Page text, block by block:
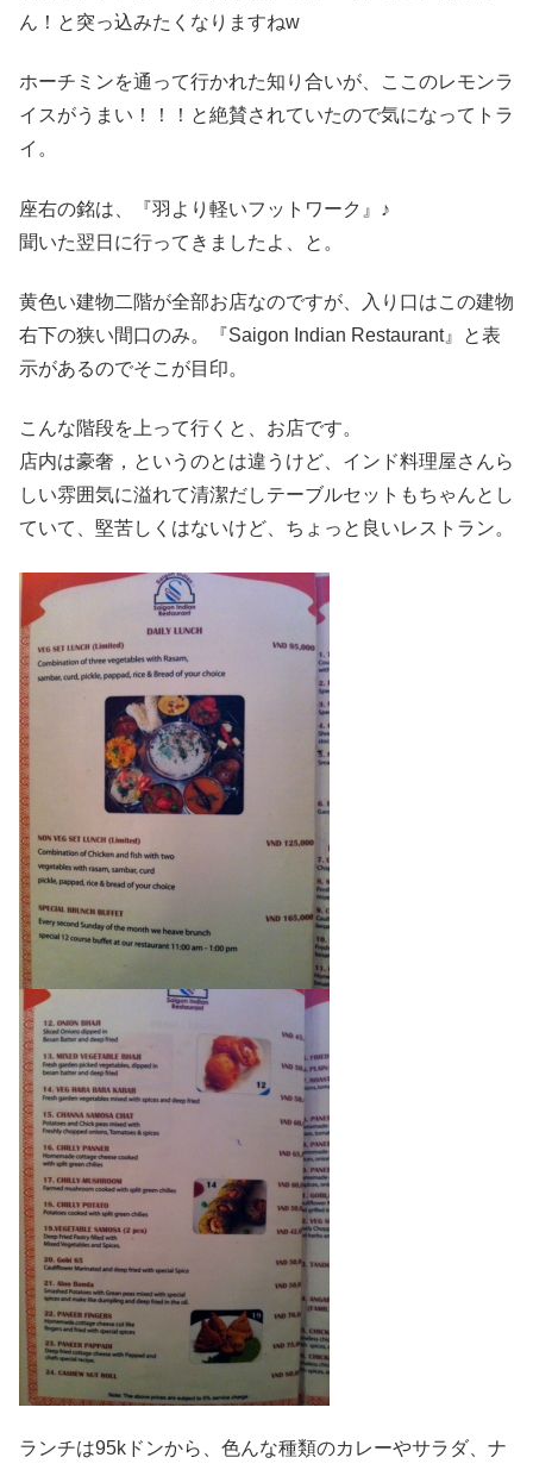
ん！と突っ込みたくなりますねw
ホーチミンを通って行かれた知り合いが、ここのレモンラ
イスがうまい！！！と絶賛されていたので気になってトラ
イ。
座右の銘は、『羽より軽いフットワーク』♪
聞いた翌日に行ってきましたよ、と。
黄色い建物二階が全部お店なのですが、入り口はこの建物
右下の狭い間口のみ。『Saigon Indian Restaurant』と表
示があるのでそこが目印。
こんな階段を上って行くと、お店です。
店内は豪奢，というのとは違うけど、インド料理屋さんら
しい雰囲気に溢れて清潔だしテーブルセットもちゃんとし
ていて、堅苦しくはないけど、ちょっと良いレストラン。
ランチは95kドンから、色んな種類のカレーやサラダ、ナ